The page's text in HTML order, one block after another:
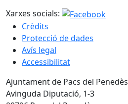
Xarxes socials:
Crèdits
Protecció de dades
Avís legal
Accessibilitat
Ajuntament de Pacs del Penedès
Avinguda Diputació, 1-3